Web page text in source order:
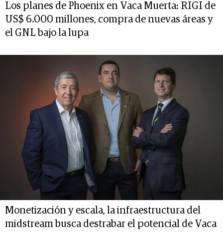
Los planes de Phoenix en Vaca Muerta: RIGI de
US$ 6.000 millones, compra de nuevas áreas y
el GNL bajo la lupa
Monetización y escala, la infraestructura del
midstream busca destrabar el potencial de Vaca